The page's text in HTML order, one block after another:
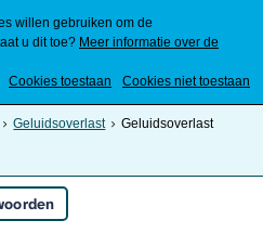
willen gebruiken om de
u dit toe? Meer informatie over de
Cookies toestaan
Cookies niet toestaan
Geluidsoverlast
Geluidsoverlast